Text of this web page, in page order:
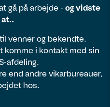
gå på arbejde - og vidste
venner og bekendte.
komme i kontakt med sin
afdeling.
end andre vikarbureauer,
hos.